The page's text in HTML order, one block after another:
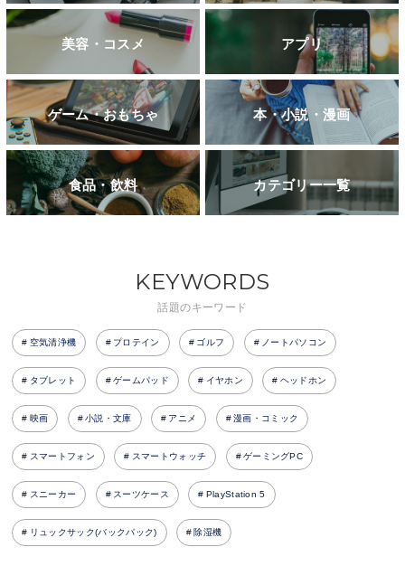
美容・コスメ アプリ
ゲーム・おもちゃ 本・小説・漫画
食品・飲料 カテゴリー一覧
KEYWORDS
話題のキーワード
空気清浄機 プロテイン ゴルフ ノートパソコン
タブレット ゲームパッド イヤホン ヘッドホン
映画 小説・文庫 アニメ 漫画・コミック
スマートフォン スマートウォッチ ゲーミングPC
スニーカー スーツケース PlayStation 5
リュックサック(バックパック) 除湿機